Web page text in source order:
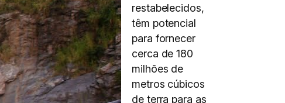
restabelecidos,
têm potencial
para fornecer
cerca de 180
milhões de
metros cúbicos
de terra para as